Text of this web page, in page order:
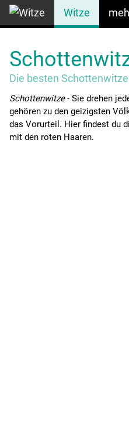
Witze
Die besten Schottenwitze
Schottenwitze- Sie drehen
gehören zu den geizigsten
das Vorurteil. Hier findest du
mit den roten Haaren.